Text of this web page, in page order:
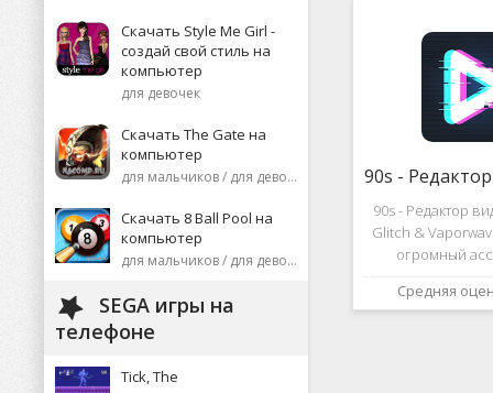
Скачать Style Me Girl -
создай свой стиль на
компьютер
для девочек
Скачать The Gate на
компьютер
для мальчиков / для девочек
Скачать 8 Ball Pool на
компьютер
для мальчиков / для девочек
SEGA игры на
телефоне
Tick, The
90s - Редактор
Glitch &
огромный
различных
дополнений к
Средняя